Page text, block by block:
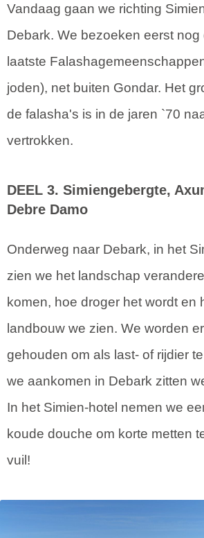
Vandaag gaan we richting
Debark. We bezoeken eerst nog
laatste
joden), net buiten Gondar. Het
de falasha's is in de jaren `70
vertrokken.
DEEL 3. Simiengebergte,
Debre Damo
Onderweg naar Debark, in het
zien we het landschap
komen, hoe droger het wordt en
landbouw we zien. We worden
gehouden om als last- of rijdier
we aankomen in Debark zitten
In het Simien-hotel nemen we
koude douche om korte metten
vuil!